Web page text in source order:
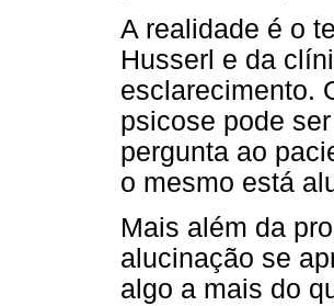
A realidade é o
Husserl e da
esclarecimento.
psicose pode
pergunta ao
o mesmo está
Mais além da
alucinação se
algo a mais do